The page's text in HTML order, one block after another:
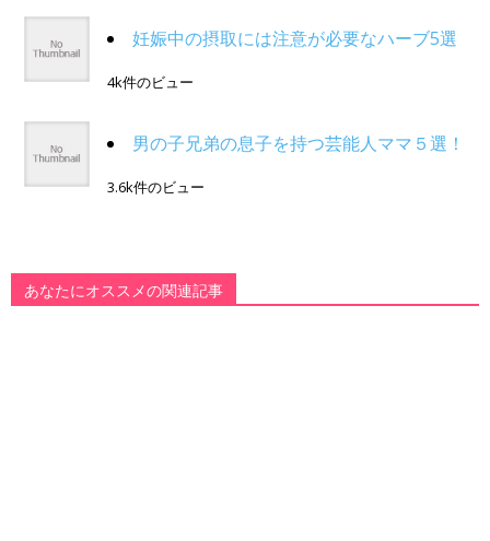
妊娠中の摂取には注意が必要なハーブ5選
4k件のビュー
男の子兄弟の息子を持つ芸能人ママ５選！
3.6k件のビュー
あなたにオススメの関連記事